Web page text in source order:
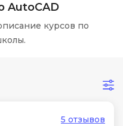
AutoCAD
курсов по
5 отзывов